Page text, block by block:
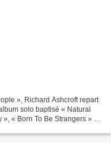
», Richard Ashcroft repart
solo baptisé « Natural
« Born To Be Strangers » et